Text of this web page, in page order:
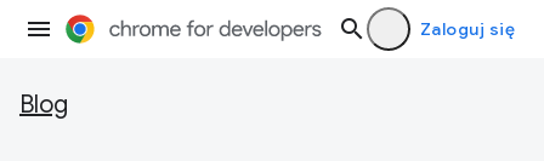
Zaloguj się
Blog